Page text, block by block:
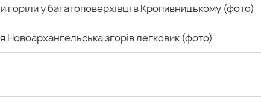
горіли у багатоповерхівці в Кропивницькому (фото)
Новоархангельська згорів легковик (фото)